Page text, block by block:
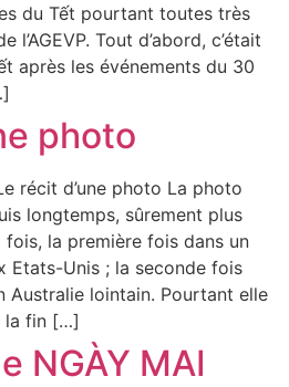
du Tết pourtant toutes très
Tout d’abord, c’était
après les événements du 30
photo
récit d’une photo La photo
longtemps, sûrement plus
fois, la première fois dans un
Etats-Unis ; la seconde fois
Australie lointain. Pourtant elle
la fin […]
NGÀY MAI